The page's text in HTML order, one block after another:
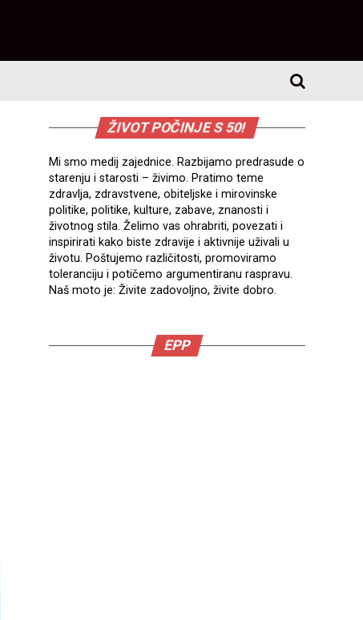
ŽIVOT POČINJE S 50!
Mi smo medij zajednice. Razbijamo predrasude o
starenju i starosti – živimo. Pratimo teme
zdravlja, zdravstvene, obiteljske i mirovinske
politike, politike, kulture, zabave, znanosti i
životnog stila. Želimo vas ohrabriti, povezati i
inspirirati kako biste zdravije i aktivnije uživali u
životu. Poštujemo različitosti, promoviramo
toleranciju i potičemo argumentiranu raspravu.
Naš moto je: Živite zadovoljno, živite dobro.
EPP